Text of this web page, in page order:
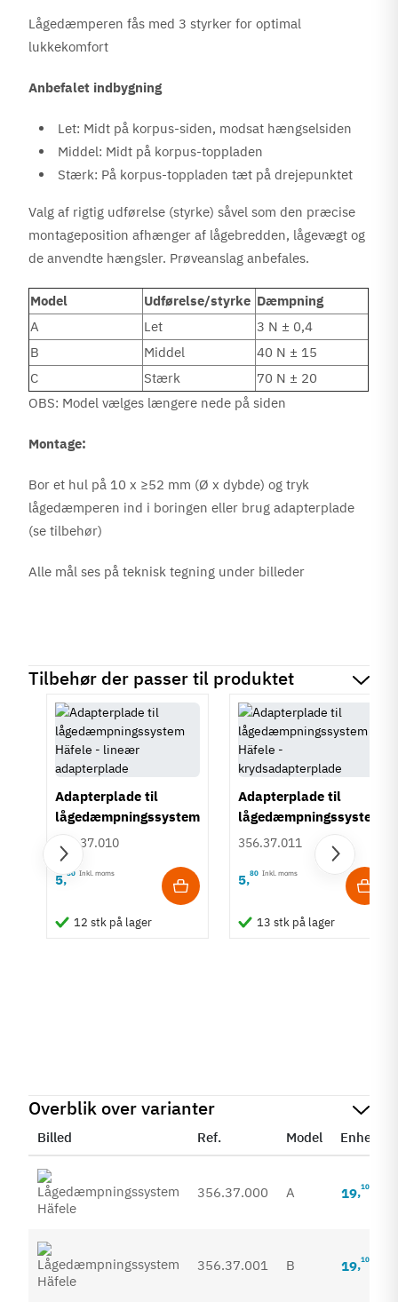
Lågedæmperen fås med 3 styrker for optimal
lukkekomfort
Anbefalet indbygning
Let: Midt på korpus-siden, modsat hængselsiden
Middel: Midt på korpus-toppladen
Stærk: På korpus-toppladen tæt på drejepunktet
Valg af rigtig udførelse (styrke) såvel som den præcise
montageposition afhænger af lågebredden, lågevægt og
de anvendte hængsler. Prøveanslag anbefales.
Model Udførelse/styrke Dæmpning
A
Let
3 N ± 0,4
B
Middel
40 N ± 15
C
Stærk
70 N ± 20
OBS: Model vælges længere nede på siden
Montage:
Bor et hul på 10 x ≥52 mm (Ø x dybde) og tryk
lågedæmperen ind i boringen eller brug adapterplade
(se tilbehør)
Alle mål ses på teknisk tegning under billeder
Tilbehør der passer til produktet
Adapterplade til
lågedæmpningssystem
Häfele - lineær
adapterplade
356.37.010
5,80 Inkl. moms
12 stk på lager
Adapterplade til
lågedæmpningssystem
Häfele -
krydsadapterplade
356.37.011
5,80 Inkl. moms
13 stk på lager
Overblik over varianter
Billed Ref. Model
356.37.000 A 19,10
356.37.001 B 19,10